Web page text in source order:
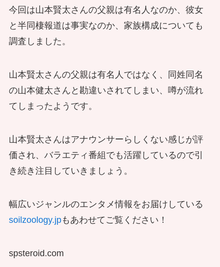
今回は山本賢太さんの父親は有名人なのか、彼女
と半同棲報道は事実なのか、家族構成についても
調査しました。
山本賢太さんの父親は有名人ではなく、同姓同名
の山本健太さんと勘違いされてしまい、噂が流れ
てしまったようです。
山本賢太さんはアナウンサーらしくない感じが評
価され、バラエティ番組でも活躍しているので引
き続き注目していきましょう。
幅広いジャンルのエンタメ情報をお届けしている
soilzoology.jpもあわせてご覧ください！
spsteroid.com